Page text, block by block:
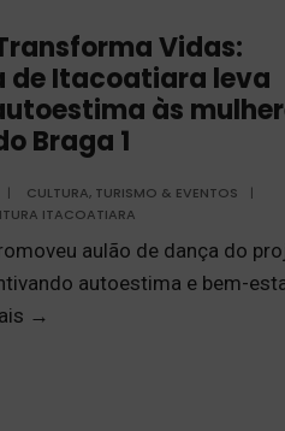
Vidas:
de Itacoatiara leva
às
Braga 1
| CULTURA, TURISMO & EVENTOS
|
ITACOATIARA
aulão de dança do
autoestima e bem-
→